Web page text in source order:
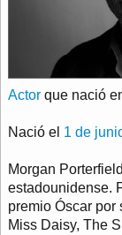
Actor que nació
Nació el 1 de
Morgan
estadounidense.
premio Óscar por
Miss Daisy, The